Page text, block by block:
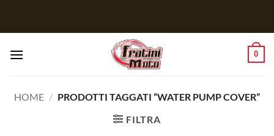
0
HOME / PRODOTTI TAGGATI “WATER PUMP COVER”
FILTRA